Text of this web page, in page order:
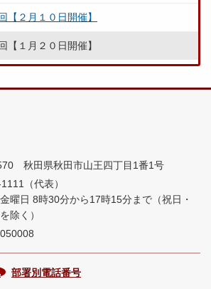
【２月１０日開催】
【１月２０日開催】
秋田県秋田市山王四丁目1番1号
（代表）
曜日 8時30分から17時15分まで （祝日・
除く）
部署別電話番号